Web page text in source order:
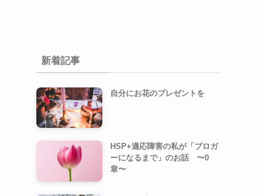
新着記事
自分にお花のプレゼントを
HSP+適応障害の私が「ブロガ
ーになるまで」のお話 〜0
章〜